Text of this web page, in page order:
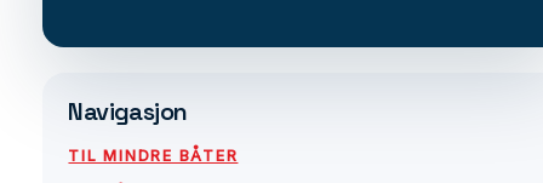
Navigasjon
TIL MINDRE BÅTER